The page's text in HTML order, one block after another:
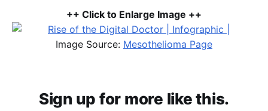
++ Click to Enlarge Image ++
Image Source: Mesothelioma Page
Sign up for more like this.